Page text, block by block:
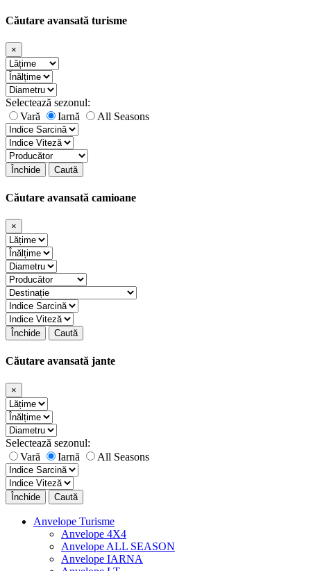
Căutare avansată turisme
×
Selectează sezonul:
Vară
Iarnă All Seasons
Închide Caută
Căutare avansată camioane
×
Închide Caută
Căutare avansată jante
×
Selectează sezonul:
Vară
Iarnă All Seasons
Închide Caută
Anvelope Turisme
Anvelope 4X4
Anvelope ALL SEASON
Anvelope IARNA